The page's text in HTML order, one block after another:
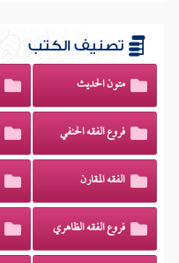
تصنيف الكتب
متون الحديث
فروع الفقه الحنفي
الفقه المقارن
فروع الفقه الظاهري